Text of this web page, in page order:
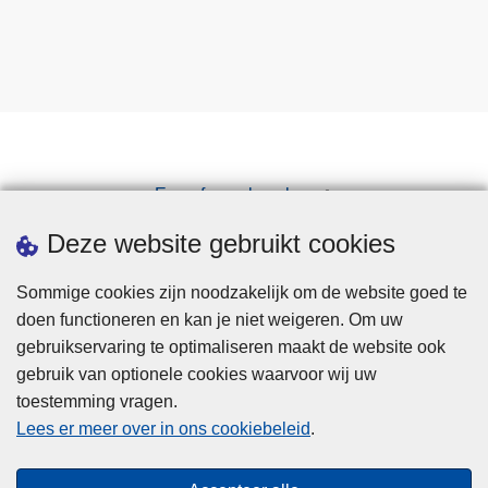
Deze website gebruikt cookies
Sommige cookies zijn noodzakelijk om de website goed te
doen functioneren en kan je niet weigeren. Om uw
gebruikservaring te optimaliseren maakt de website ook
gebruik van optionele cookies waarvoor wij uw
toestemming vragen.
Lees er meer over in ons cookiebeleid.
Een afspraak maken
Privacy
Cookies